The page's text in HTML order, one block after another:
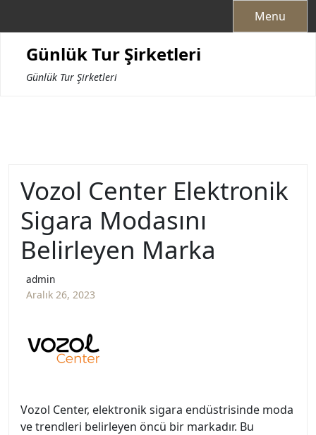
Menu
Günlük Tur Şirketleri
Günlük Tur Şirketleri
Vozol Center Elektronik
Sigara Modasını
Belirleyen Marka
admin
Aralık 26, 2023
Vozol Center, elektronik sigara endüstrisinde moda
ve trendleri belirleyen öncü bir markadır. Bu